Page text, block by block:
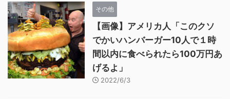
その他
【画像】アメリカ人「このクソ
でかいハンバーガー10人で１時
間以内に食べられたら100万円あ
げるよ」
2022/6/3